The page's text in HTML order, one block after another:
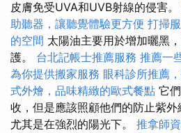
皮膚免受UVA和UVB射線的侵害。
助聽器，讓聽覺體驗更方便 打掃
的空間 太陽油主要用於增加曬黑
護。 台北記帳士推薦服務 推薦一
為你提供搬家服務 眼科診所推薦
式外燴，品味精緻的歐式餐點 它
收，但是應該照顧他們的防止紫外
尤其是在強烈的陽光下。 推拿師